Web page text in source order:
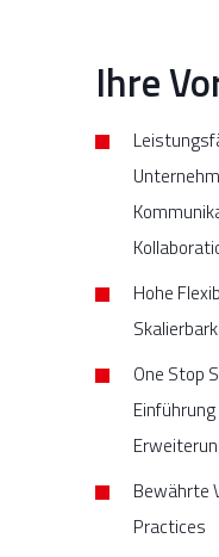
Ihre
Hohe
One Stop
Bewährte
Practices